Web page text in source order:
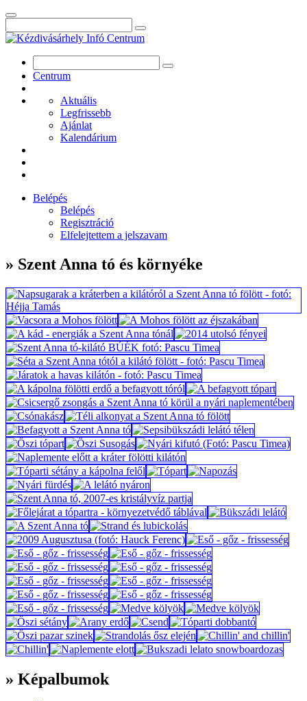
Centrum
Aktuális
Legfrissebb
Ajánlat
Kalendárium
Belépés
Belépés
Regisztráció
Elfelejtettem a jelszavam
» Szent Anna tó és környéke
» Képalbumok